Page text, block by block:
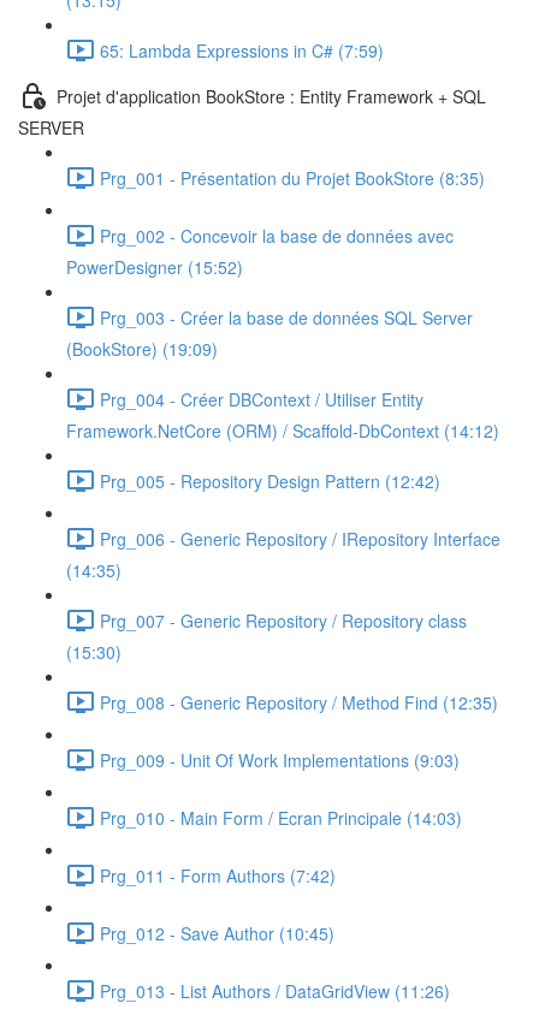
65: Lambda Expressions in C# (7:59)
Projet d'application BookStore : Entity Framework + SQL
SERVER
Prg_001 - Présentation du Projet BookStore (8:35)
Prg_002 - Concevoir la base de données avec
PowerDesigner (15:52)
Prg_003 - Créer la base de données SQL Server
(BookStore) (19:09)
Prg_004 - Créer DBContext / Utiliser Entity
Framework.NetCore (ORM) / Scaffold-DbContext (14:12)
Prg_005 - Repository Design Pattern (12:42)
Prg_006 - Generic Repository / IRepository Interface
(14:35)
Prg_007 - Generic Repository / Repository class
(15:30)
Prg_008 - Generic Repository / Method Find (12:35)
Prg_009 - Unit Of Work Implementations (9:03)
Prg_010 - Main Form / Ecran Principale (14:03)
Prg_011 - Form Authors (7:42)
Prg_012 - Save Author (10:45)
Prg_013 - List Authors / DataGridView (11:26)